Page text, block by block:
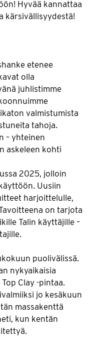
Hyvää kannattaa
kärsivällisyydestä!
etenee
olla
juhlistimme
valmistumista
tahoja.
– yhteinen
askeleen kohti
2025, jolloin
Uusiin
harjoittelulle,
on tarjota
Talin käyttäjille –
puolivälissä.
nykyaikaisia
Clay -pintaa.
jo kesäkuun
massakenttä
kun kentän